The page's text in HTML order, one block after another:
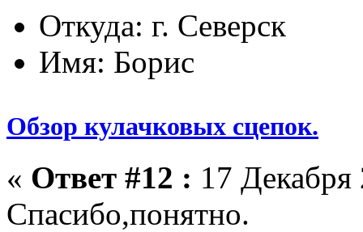
Откуда: г. Северск
Имя: Борис
Обзор кулачковых сцепок.
« Ответ #12 : 17
Спасибо,понятно.